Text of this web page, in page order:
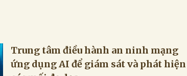
Trung tâm điều hành an ninh mạng
ứng dụng AI để giám sát và phát hiện